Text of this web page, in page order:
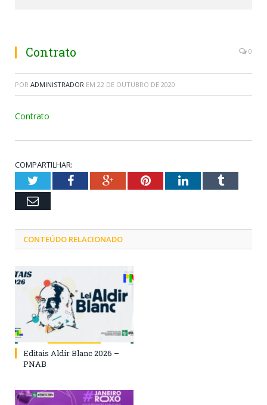
Contrato 0
POR ADMINISTRADOR EM 22 DE OUTUBRO DE 2020
Contrato
COMPARTILHAR:
TwitterFacebookGoogle+PinterestLinkedInTumblr
Email
CONTEÚDO RELACIONADO
Editais Aldir Blanc 2026 –
PNAB